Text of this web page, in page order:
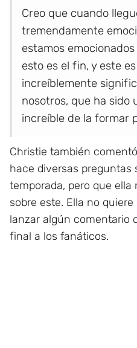
Creo que cuando
tremendamente
estamos
esto es el fin, y este
increíblemente
nosotros, que ha sido
increíble de la formar
Christie también
hace diversas preguntas
temporada, pero que
sobre este. Ella no
lanzar algún comentario
final a los fanáticos.